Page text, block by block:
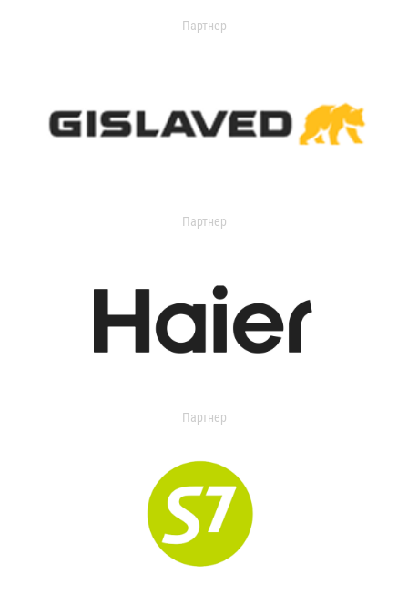
Партнер
Партнер
Партнер